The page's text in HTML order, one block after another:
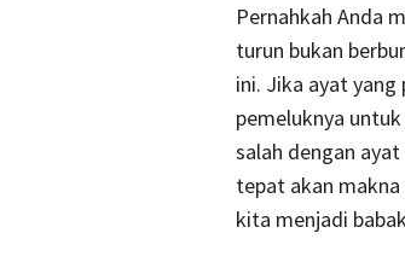
Pernahkah Anda
turun bukan
ini. Jika ayat
pemeluknya
salah dengan
tepat akan
kita menjadi